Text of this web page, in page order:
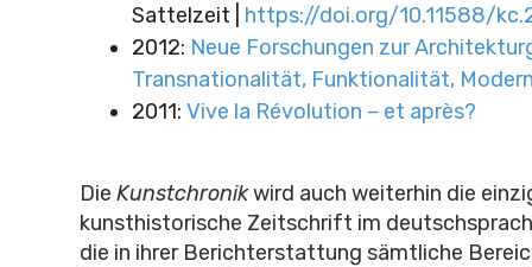
Sattelzeit |
https://doi.org/10.11588/
2012: Neue Forschungen zur
Transnationalität, Funktionalität,
2011: Vive la Révolution – et après?
Die Kunstchronikwird auch weiterhin die
kunsthistorische Zeitschrift im
die in ihrer Berichterstattung sämtliche